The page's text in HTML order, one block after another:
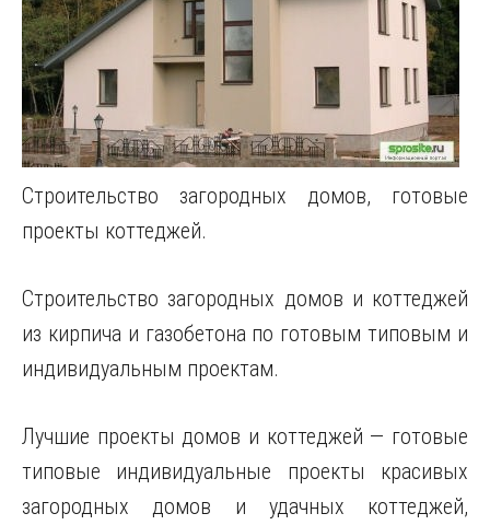
Строительство загородных домов, готовые
проекты коттеджей.
Строительство загородных домов и коттеджей
из кирпича и газобетона по готовым типовым и
индивидуальным проектам.
Лучшие проекты домов и коттеджей — готовые
типовые индивидуальные проекты красивых
загородных домов и удачных коттеджей,